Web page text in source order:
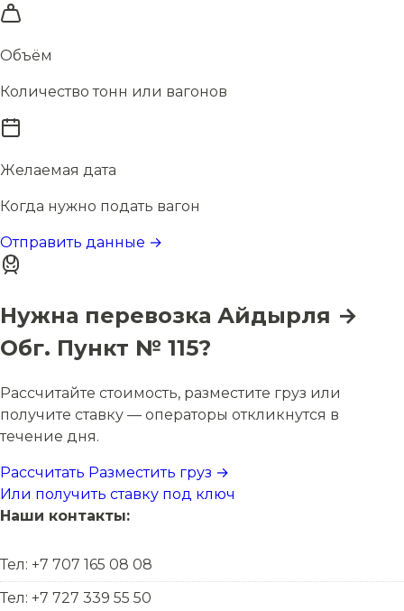
Объём
Количество тонн или вагонов
Желаемая дата
Когда нужно подать вагон
Отправить данные →
Нужна перевозка Айдырля →
Обг. Пункт № 115?
Рассчитайте стоимость, разместите груз или
получите ставку — операторы откликнутся в
течение дня.
Рассчитать Разместить груз →
Или получить ставку под ключ
Наши контакты:
Тел: +7 707 165 08 08
Тел: +7 727 339 55 50